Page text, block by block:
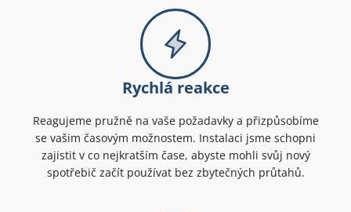
Rychlá reakce
Reagujeme pružně na vaše požadavky a přizpůsobíme
se vašim časovým možnostem. Instalaci jsme schopni
zajistit v co nejkratším čase, abyste mohli svůj nový
spotřebič začít používat bez zbytečných průtahů.